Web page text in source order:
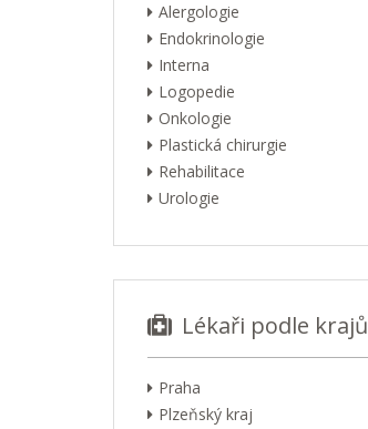
Alergologie
Endokrinologie
Interna
Logopedie
Onkologie
Plastická chirurgie
Rehabilitace
Urologie
Lékaři podle krajů
Praha
Plzeňský kraj